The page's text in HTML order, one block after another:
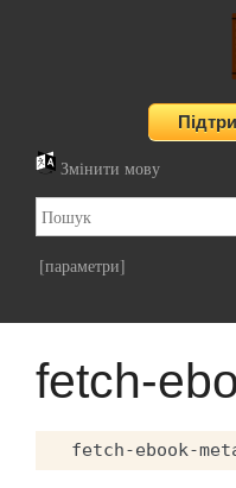
Змінити мову
[параметри]
fetch-